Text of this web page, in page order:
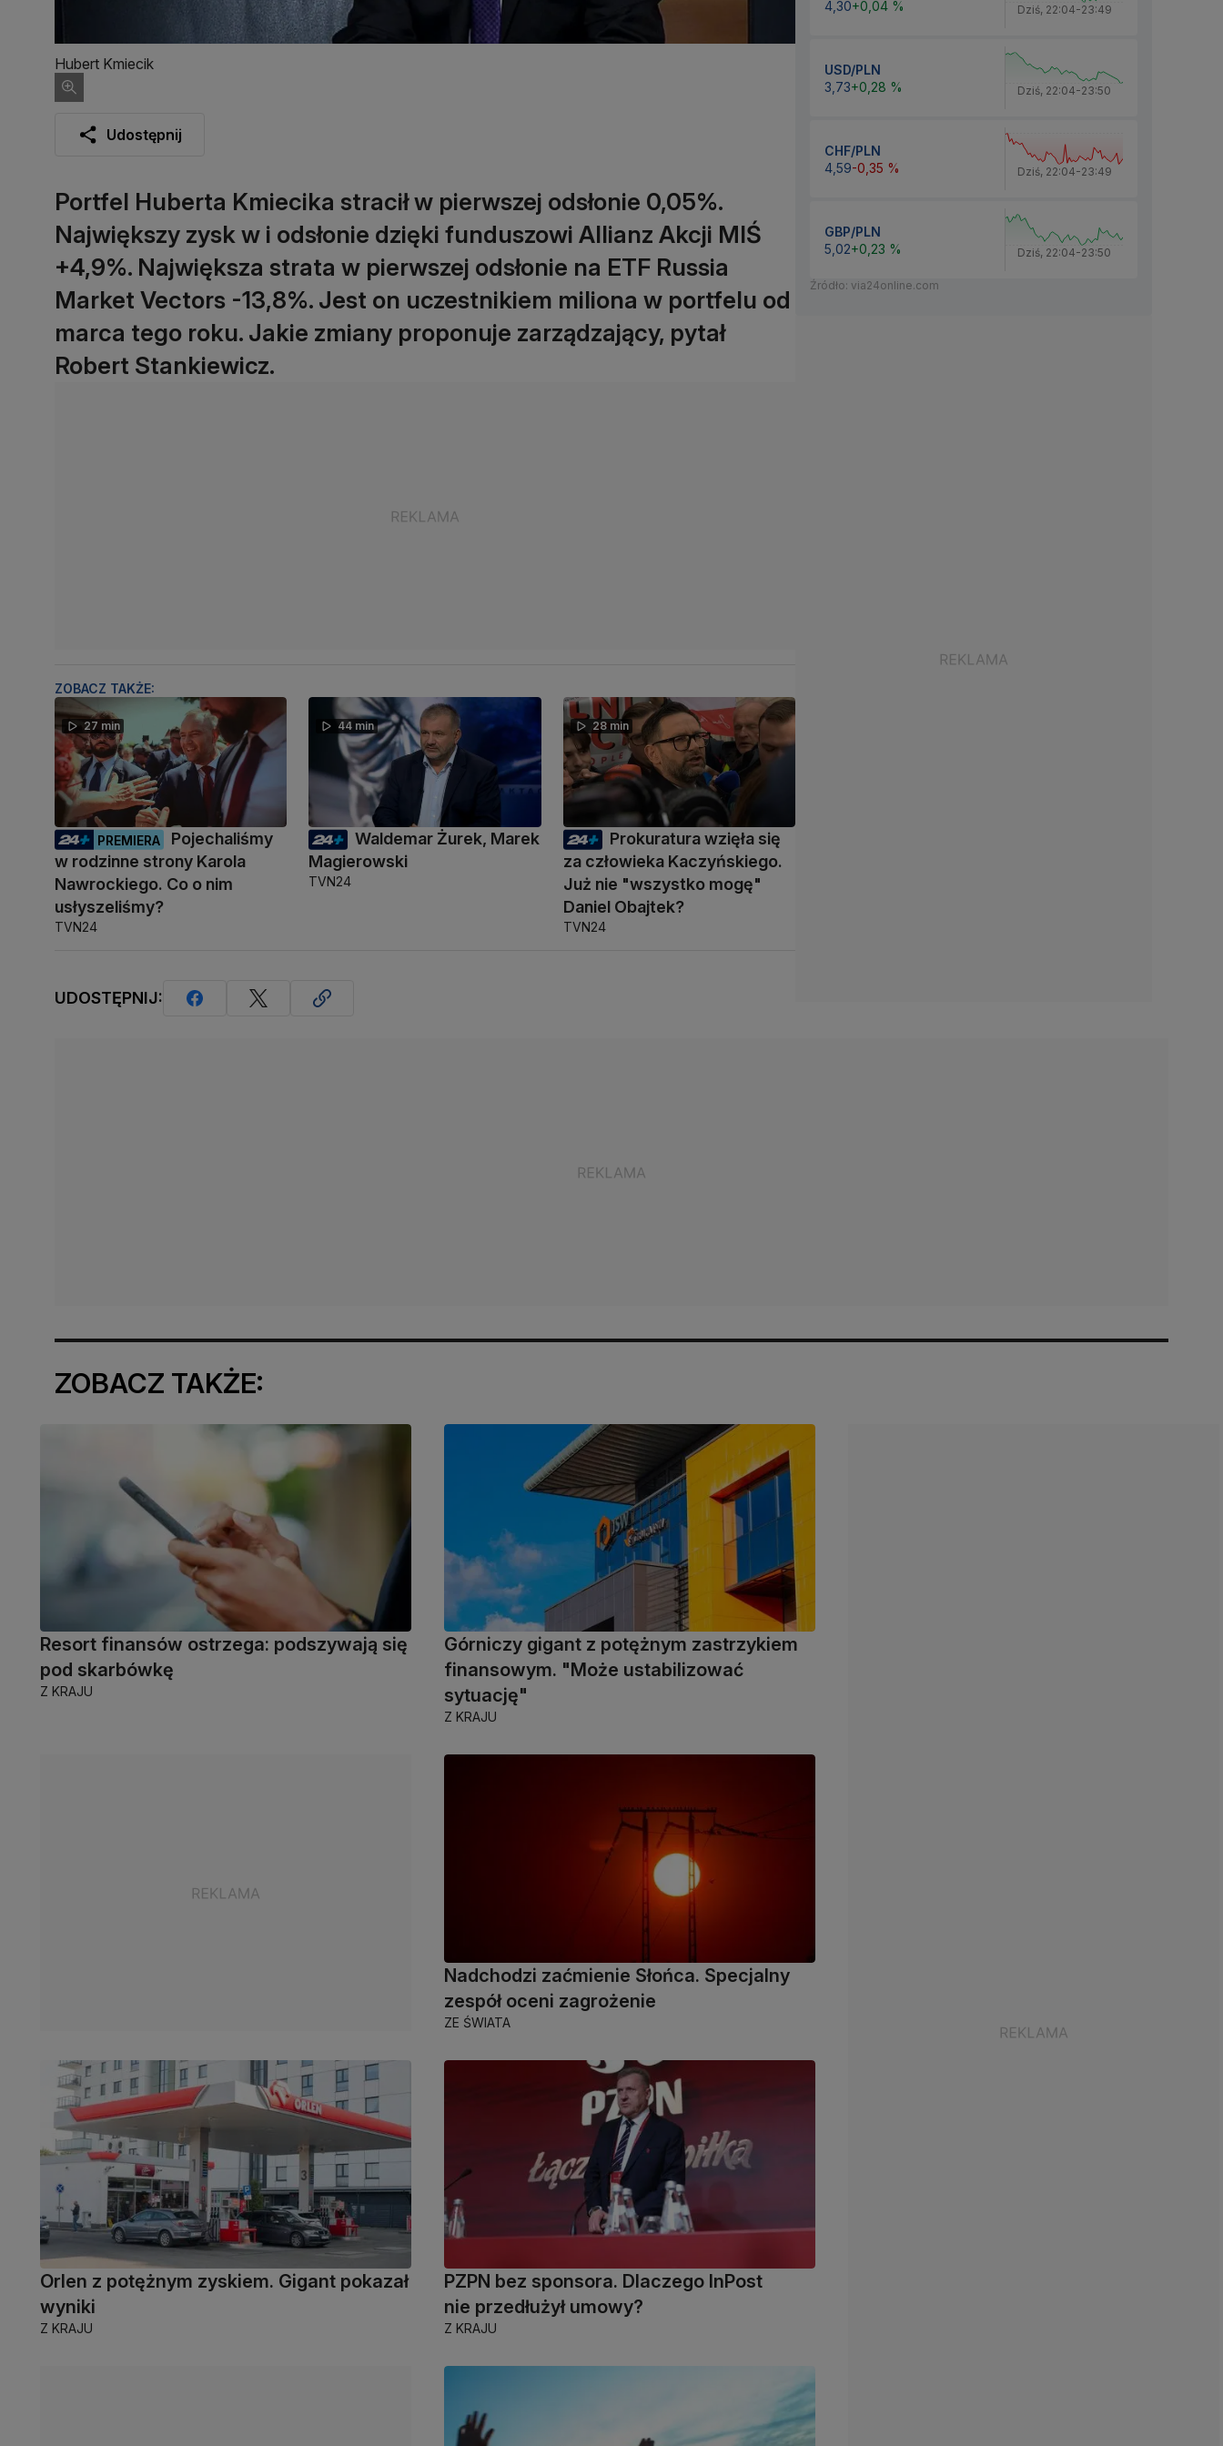
Hubert Kmiecik
Udostępnij
Portfel Huberta Kmiecika stracił w pierwszej odsłonie 0,05%.
Największy zysk w i odsłonie dzięki funduszowi Allianz Akcji MIŚ
+4,9%. Największa strata w pierwszej odsłonie na ETF Russia
Market Vectors -13,8%. Jest on uczestnikiem miliona w portfelu od
marca tego roku. Jakie zmiany proponuje zarządzający, pytał
Robert Stankiewicz.
ZOBACZ TAKŻE:
27 min
PREMIERA
Pojechaliśmy
w rodzinne strony Karola
Nawrockiego. Co o nim
usłyszeliśmy?
TVN24
44 min
Waldemar Żurek, Marek
Magierowski
TVN24
28 min
Prokuratura wzięła się
za człowieka Kaczyńskiego.
Już nie "wszystko mogę"
Daniel Obajtek?
TVN24
UDOSTĘPNIJ:
4,30+0,04 % Dziś, 22:04-23:49
USD/PLN
3,73+0,28 % Dziś, 22:04-23:50
CHF/PLN
4,59-0,35 % Dziś, 22:04-23:49
GBP/PLN
5,02+0,23 % Dziś, 22:04-23:50
Źródło: via24online.com
ZOBACZ TAKŻE:
Resort finansów ostrzega: podszywają się
pod skarbówkę
Z KRAJU
Górniczy gigant z potężnym zastrzykiem
finansowym. "Może ustabilizować
sytuację"
Z KRAJU
Nadchodzi zaćmienie Słońca. Specjalny
zespół oceni zagrożenie
ZE ŚWIATA
Orlen z potężnym zyskiem. Gigant pokazał
wyniki
Z KRAJU
PZPN bez sponsora. Dlaczego InPost
nie przedłużył umowy?
Z KRAJU